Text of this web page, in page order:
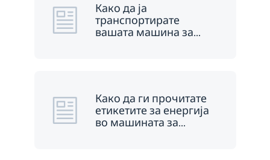
Како да ја
транспортирате
вашата машина за…
Како да ги прочитате
етикетите за енергија
во машината за…